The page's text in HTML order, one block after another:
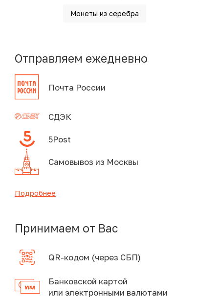
Монеты из серебра
Отправляем ежедневно
Почта России
СДЭК
5Post
Самовывоз из Москвы
Подробнее
Принимаем от Вас
QR-кодом (через СБП)
Банковской картой
или электронными валютами